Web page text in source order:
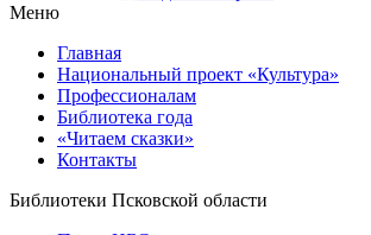
Меню
Главная
Национальный проект «Культура»
Профессионалам
Библиотека года
«Читаем сказки»
Контакты
Библиотеки Псковской области